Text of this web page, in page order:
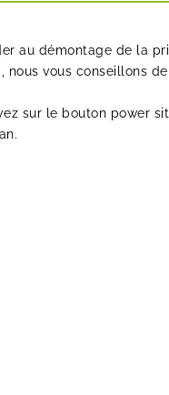
au démontage de la
nous vous conseillons
sur le bouton power